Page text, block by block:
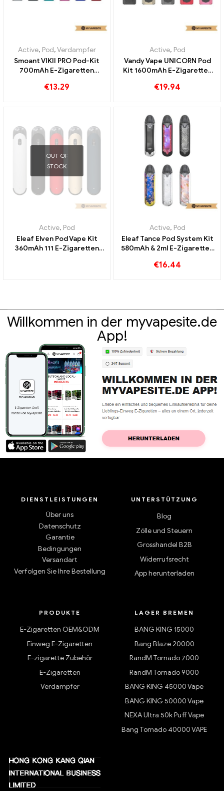
Active, Pod,Verdampfer
Smoant VIKII PRO Pod-Kit
700mAh E-Zigaretten
€13.29
Active, Pod
Vandy Vape UNICORN Pod
Kit 1600mAh E-Zigaretten
€19.94
OUT OF
STOCK
Active, Pod
Eleaf Elven Pod Vape Kit
360mAh 111 E-Zigaretten
Active, Pod
Eleaf Tance Pod System Kit
580mAh & 2ml E-Zigaretten
€16.44
Willkommen in der myvapesite.de
App!
DIENSTLEISTUNGEN
Über uns
Datenschutz
Garantie
Bedingungen
Versandart
Verfolgen Sie Ihre Bestellung
UNTERSTÜTZUNG
Blog
Zölle und Steuern
Grosshandel B2B
Widerrufsrecht
App herunterladen
PRODUKTE
E-Zigaretten OEM&ODM
Einweg E-Zigaretten
E-zigarette Zubehör
E-Zigaretten
Verdampfer
LAGER BREMEN
BANG KING 15000
Bang Blaze 20000
RandM Tornado 7000
RandM Tornado 9000
BANG KING 45000 Vape
BANG KING 50000 Vape
NEXA Ultra 50k Puff Vape
Bang Tornado 40000 VAPE